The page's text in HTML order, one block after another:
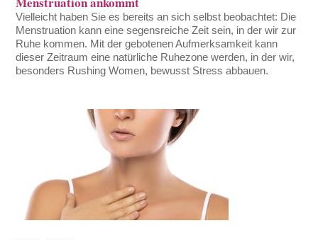
Vielleicht haben Sie es bereits an sich selbst beobachtet: Die
Menstruation kann eine segensreiche Zeit sein, in der wir zur
Ruhe kommen. Mit der gebotenen Aufmerksamkeit kann
dieser Zeitraum eine natürliche Ruhezone werden, in der wir,
besonders Rushing Women, bewusst Stress abbauen.